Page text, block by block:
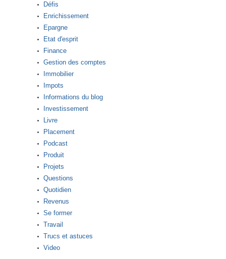
Défis
Enrichissement
Epargne
Etat d'esprit
Finance
Gestion des comptes
Immobilier
Impots
Informations du blog
Investissement
Livre
Placement
Podcast
Produit
Projets
Questions
Quotidien
Revenus
Se former
Travail
Trucs et astuces
Video